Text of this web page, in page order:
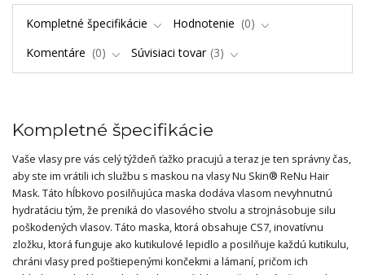
Kompletné špecifikácie Hodnotenie
0
Komentáre
0 Súvisiaci tovar 3
Kompletné špecifikácie
Vaše vlasy pre vás celý týždeň ťažko pracujú a teraz je ten správny čas,
aby ste im vrátili ich službu s maskou na vlasy Nu Skin® ReNu Hair
Mask. Táto hĺbkovo posilňujúca maska dodáva vlasom nevyhnutnú
hydratáciu tým, že preniká do vlasového stvolu a strojnásobuje silu
poškodených vlasov. Táto maska, ktorá obsahuje CS7, inovatívnu
zložku, ktorá funguje ako kutikulové lepidlo a posilňuje každú kutikulu,
chráni vlasy pred poštiepenými končekmi a lámaní, pričom ich